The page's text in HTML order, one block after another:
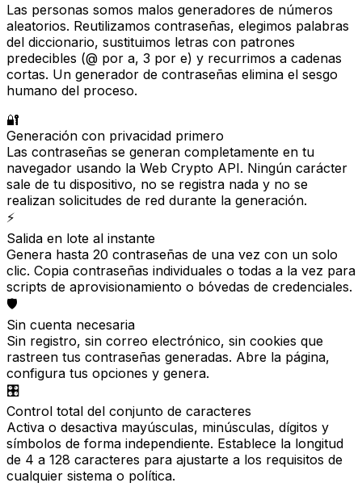
Las personas somos malos generadores de números
aleatorios. Reutilizamos contraseñas, elegimos palabras
del diccionario, sustituimos letras con patrones
predecibles (@ por a, 3 por e) y recurrimos a cadenas
cortas. Un generador de contraseñas elimina el sesgo
humano del proceso.
🔐
Generación con privacidad primero
Las contraseñas se generan completamente en tu
navegador usando la Web Crypto API. Ningún carácter
sale de tu dispositivo, no se registra nada y no se
realizan solicitudes de red durante la generación.
⚡
Salida en lote al instante
Genera hasta 20 contraseñas de una vez con un solo
clic. Copia contraseñas individuales o todas a la vez para
scripts de aprovisionamiento o bóvedas de credenciales.
🛡️
Sin cuenta necesaria
Sin registro, sin correo electrónico, sin cookies que
rastreen tus contraseñas generadas. Abre la página,
configura tus opciones y genera.
🎛️
Control total del conjunto de caracteres
Activa o desactiva mayúsculas, minúsculas, dígitos y
símbolos de forma independiente. Establece la longitud
de 4 a 128 caracteres para ajustarte a los requisitos de
cualquier sistema o política.